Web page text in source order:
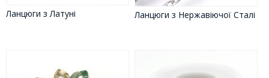
Ланцюги з Латуні Ланцюги з Нержавіючої Сталі